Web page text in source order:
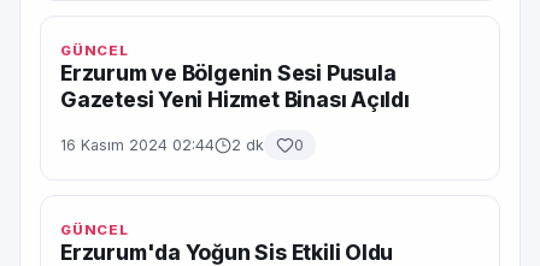
GÜNCEL
Erzurum ve Bölgenin Sesi Pusula
Gazetesi Yeni Hizmet Binası Açıldı
16 Kasım 2024 02:44 2 dk 0
GÜNCEL
Erzurum'da Yoğun Sis Etkili Oldu